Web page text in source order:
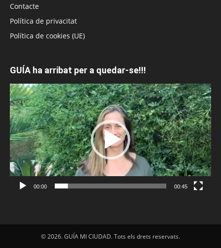
Contacte
Política de privacitat
Política de cookies (UE)
GUÍA ha arribat per a quedar-se!!!
Reproductor
de
vídeo
00:00 00:45
© 2026. GUÍA MI CIUDAD. Tots els drets reservats.